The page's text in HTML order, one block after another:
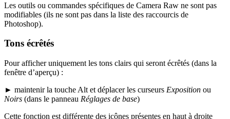
Les outils ou commandes spécifiques de Camera Raw ne sont pas
modifiables (ils ne sont pas dans la liste des raccourcis de
Photoshop).
Tons écrêtés
Pour afficher uniquement les tons clairs qui seront écrêtés (dans la
fenêtre d’aperçu) :
► maintenir la touche Alt et déplacer les curseurs Exposition ou
Noirs (dans le panneau Réglages de base)
Cette fonction est différente des icônes présentes en haut à droite